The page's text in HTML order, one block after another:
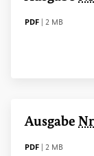
DATEITYP
PDF Dateigröße
2 MB
Ausgabe Nr
DATEITYP
PDF Dateigröße
2 MB